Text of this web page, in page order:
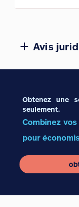
Avis
Obtenez une
seulement.
Combinez
pour